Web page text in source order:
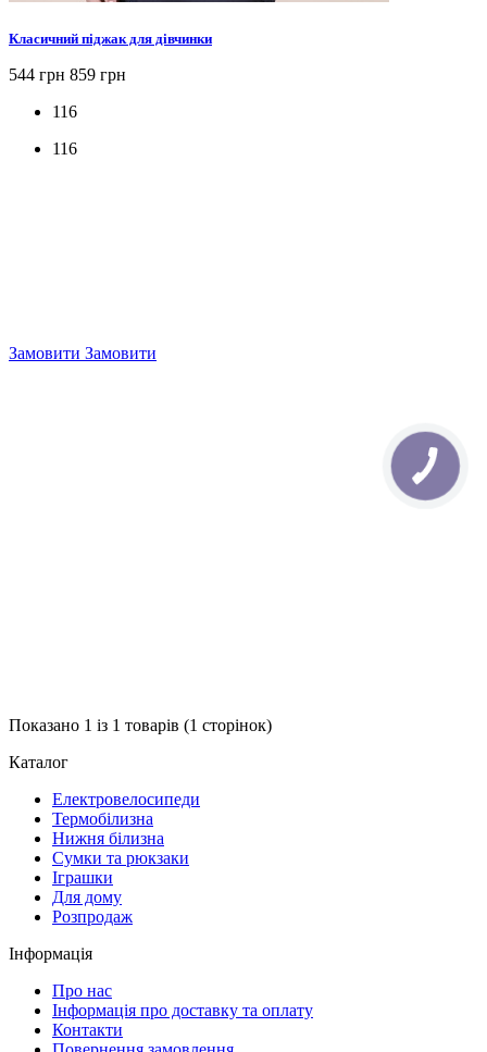
Класичний піджак для дівчинки
544 грн 859 грн
116
116
Замовити Замовити
Показано 1 із 1 товарів (1 сторінок)
Каталог
Електровелосипеди
Термобілизна
Нижня білизна
Сумки та рюкзаки
Іграшки
Для дому
Розпродаж
Інформація
Про нас
Інформація про доставку та оплату
Контакти